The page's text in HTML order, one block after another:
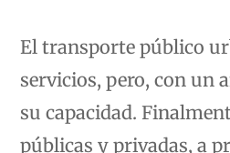
El transporte público
servicios, pero, con
su capacidad.
públicas y privadas, a